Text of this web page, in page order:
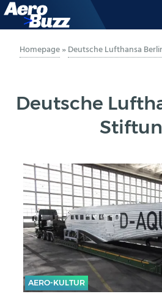
GENERAL AVIATION
LUFTVERKEHR
INDUSTRIE
HELIKOPTER
BERUFE
AERO-KULTUR
Homepage»Deutsche Lufthansa
Deutsche
AERO-KULTUR